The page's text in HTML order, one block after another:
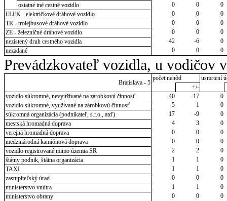
ostatné iné cestné vozidlo
0 0
0
ELEK - električkové dráhové vozidlo
0 0
0
TR - trolejbusové dráhové vozidlo
0 0
0
ZE - železničné dráhové vozidlo
0 0
0
nezistený druh cestného vozidla
42 -6
0
nezadané
0 0 0
Prevádzkovateľ vozidla, u vodičov
Bratislava - 5
počet nehôd
usmrtení
+/-
vozidlo súkromné, nevyužívané na zárobkovú činnosť
40 -17
0
vozidlo súkromné, využívané na zárobkovú činnosť
5 1
0
súkromná organizácia (podnikateľ, s.r.o., atď)
17 -9
0
mestská hromadná doprava
4 3
0
verejná hromadná doprava
0 0
0
medzinárodná kamiónová doprava
0 0
0
vozidlo registrované mimo územia SR
2 2
0
štátny podnik, štátna organizácia
1 1
0
TAXI
1 1
0
zastupiteľský úrad
0 0
0
ministerstvo vnútra
1 1
0
ministerstvo obrany
0 0
0